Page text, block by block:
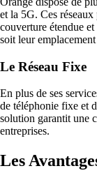
et la 5G. Ces
couverture étendue
soit leur
Le Réseau Fixe
En plus de ses
de téléphonie fixe et
solution garantit une
entreprises.
Les